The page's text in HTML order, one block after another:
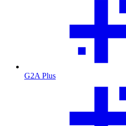
G2A Plus